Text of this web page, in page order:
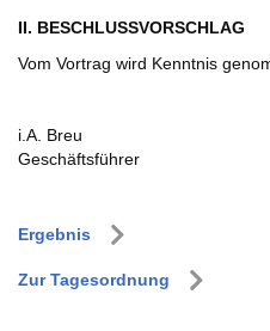
II. BESCHLUSSVORSCHLAG
Vom Vortrag wird Kenntnis
i.A. Breu
Geschäftsführer
Ergebnis
Zur Tagesordnung